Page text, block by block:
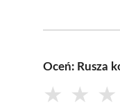
Oceń: Rusza
★ ★ ★